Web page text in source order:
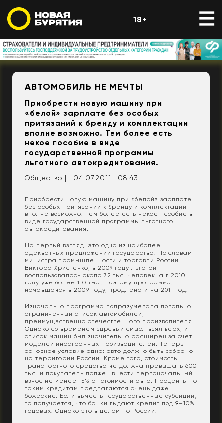
18+
АВТОМОБИЛЬ НЕ МЕЧТЫ
Приобрести новую машину при
«белой» зарплате без особых
притязаний к бренду и комплектации
вполне возможно. Тем более есть
некое пособие в виде
государственной программы
льготного автокредитования.
Общество | 04.07.2011 | 08:43
Приобрести новую машину при «белой» зарплате
без особых притязаний к бренду и комплектации
вполне возможно. Тем более есть некое пособие в
виде государственной программы льготного
автокредитования.
На первый взгляд, это одно из наиболее
адекватных предложений государства. По словам
министра промышленности и торговли России
Виктора Христенко, в 2009 году льготой
воспользовалось около 72 тыс. человек, а в 2010
году уже более 110 тыс., поэтому программа,
начавшаяся в 2009 году, продлена и на 2011 год.
Изначально программа подразумевала довольно
ограниченный список автомобилей,
преимущественно отечественного производителя.
Однако со временем здравый смысл взял верх, и
список машин был значительно расширен за счет
моделей иностранных производителей. Теперь
основное условие одно: авто должно быть собрано
на территории России. Кроме того, стоимость
транспортного средства не должна превышать 600
тыс. и покупатель должен внести первоначальный
взнос не менее 15% от стоимости авто. Проценты по
таким кредитам предлагаются очень даже
божеские. Если вычесть государственные субсидии,
то получается, что банки выдают кредит под 9–10%
годовых. Однако это в целом по России.